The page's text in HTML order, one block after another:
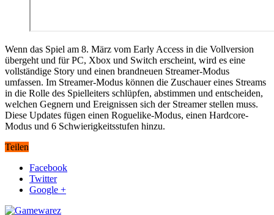
Wenn das Spiel am 8. März vom Early Access in die Vollversion
übergeht und für PC, Xbox und Switch erscheint, wird es eine
vollständige Story und einen brandneuen Streamer-Modus
umfassen. Im Streamer-Modus können die Zuschauer eines Streams
in die Rolle des Spielleiters schlüpfen, abstimmen und entscheiden,
welchen Gegnern und Ereignissen sich der Streamer stellen muss.
Diese Updates fügen einen Roguelike-Modus, einen Hardcore-
Modus und 6 Schwierigkeitsstufen hinzu.
Teilen
Facebook
Twitter
Google +